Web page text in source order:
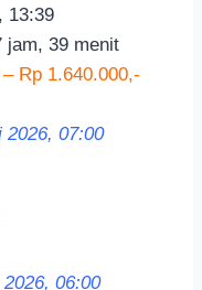
13:39
jam, 39 menit
Rp 1.640.000,-
2026, 07:00
06:00